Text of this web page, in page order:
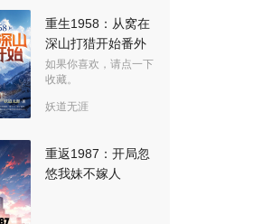
重生1958：从窝在
深山打猎开始番外
如果你喜欢，请点一下
收藏。
妖道无涯
重返1987：开局忽
悠我妹不嫁人